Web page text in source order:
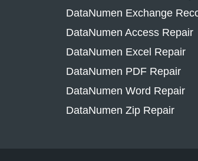
DataNumen Exchange
DataNumen Access Repair
DataNumen Excel Repair
DataNumen PDF Repair
DataNumen Word Repair
DataNumen Zip Repair